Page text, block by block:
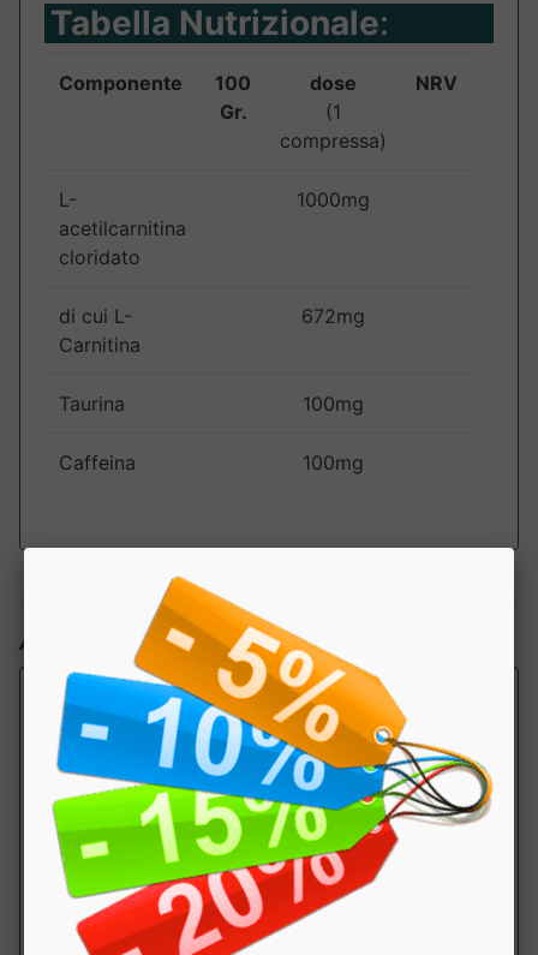
Tabella Nutrizionale:
Componente
100
Gr.
dose
(1
compressa)
NRV
L-
acetilcarnitina
cloridato
1000mg
di cui L-
Carnitina
672mg
Taurina 100mg
Caffeina 100mg
Articoli simili:
Carnitina Extra